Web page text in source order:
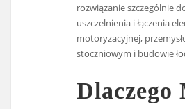
rozwiązanie szczególnie
uszczelnienia i łączenia
motoryzacyjnej,
stoczniowym i budowie
Dlaczego